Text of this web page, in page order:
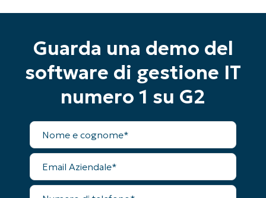
Guarda una demo del
software di gestione IT
numero 1 su G2
Nome
completo
Email
Aziendale
Numero
Inizia la tua prova di 14 giorni
Nessuna carta di credito richiesta, accesso
completo a tutte le funzionalità
First
and